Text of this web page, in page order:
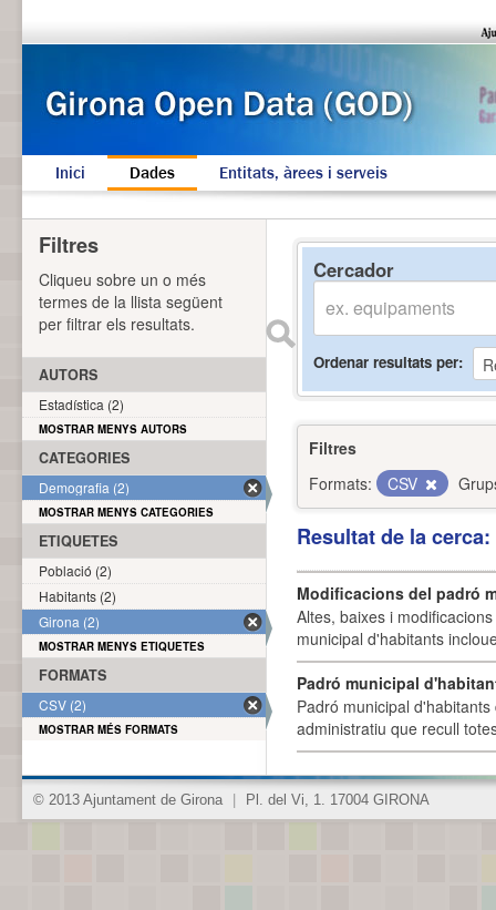
Inici Dades Entitats, àrees i serveis
Cercador
Ordenar resultats per
Filtres
Formats:
CSV
Resultat de la
Modificacions del padró
Altes, baixes i
municipal d'habitants
Padró municipal
Padró municipal
administratiu que recull
Filtres
Cliqueu sobre un o més
termes de la llista següent
per filtrar els resultats.
AUTORS
Estadística (2)
MOSTRAR MENYS AUTORS
CATEGORIES
Demografia (2)
MOSTRAR MENYS CATEGORIES
ETIQUETES
Població (2)
Habitants (2)
Girona (2)
MOSTRAR MENYS ETIQUETES
FORMATS
CSV (2)
MOSTRAR MÉS FORMATS
© 2013 Ajuntament de Girona Pl. del Vi, 1. 17004 GIRONA